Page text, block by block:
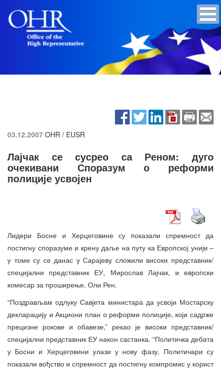
03.12.2007 OHR / EUSR
Лајчак се сусрео са Реном: дуго
очекивани Споразум о реформи
полиције усвојен
Лидери Босне и Херцеговине су показали спремност да
постигну споразуме и крену даље на путу ка Европској унији –
у томе су се данас у Сарајеву сложили високи представник/
специјални представник ЕУ, Мирослав Лајчак, и европски
комесар за проширење, Оли Рен.
“Поздрављам одлуку Савјета министара да усвоји Мостарску
декларацију и Акциони план о реформи полиције, који садрже
прецизне рокове и обавезе,” рекао је високи представник/
специјални представник ЕУ након састанка. “Политичка дебата
у Босни и Херцеговини улази у нову фазу. Политичари су
показали вођство и спремност да постигну компромис у корист